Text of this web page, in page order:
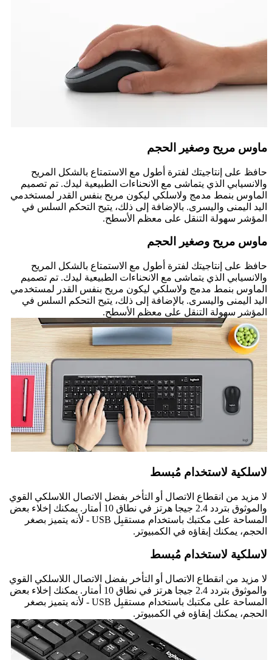
ماوس مريح وصغير الحجم
حافظ على إنتاجيتك لفترة أطول مع الاستمتاع بالشكل المريح
والانسيابي الذي يتماشى مع الانحناءات الطبيعية ليدك. تم تصميم
الماوس بنمط مدمج ولاسلكي ليكون مريح بنفس القدر لمستخدمي
اليد اليمنى واليسرى. بالإضافة إلى ذلك، يتيح التحكم السلس في
المؤشر سهولة التنقل على معظم الأسطح.
ماوس مريح وصغير الحجم
حافظ على إنتاجيتك لفترة أطول مع الاستمتاع بالشكل المريح
والانسيابي الذي يتماشى مع الانحناءات الطبيعية ليدك. تم تصميم
الماوس بنمط مدمج ولاسلكي ليكون مريح بنفس القدر لمستخدمي
اليد اليمنى واليسرى. بالإضافة إلى ذلك، يتيح التحكم السلس في
المؤشر سهولة التنقل على معظم الأسطح.
لاسلكية لاستخدام مُبسط
لا مزيد من انقطاع الاتصال أو التأخر بفضل الاتصال اللاسلكي القوي
والموثوق بتردد 2.4 جيجا هرتز في نطاق 10 أمتار. يمكنك إخلاء بعض
المساحة على مكتبك باستخدام مستقبِل USB - لأنه يتميز بصغر
الحجم، يمكنك إبقاؤه في الكمبيوتر.
لاسلكية لاستخدام مُبسط
لا مزيد من انقطاع الاتصال أو التأخر بفضل الاتصال اللاسلكي القوي
والموثوق بتردد 2.4 جيجا هرتز في نطاق 10 أمتار. يمكنك إخلاء بعض
المساحة على مكتبك باستخدام مستقبِل USB - لأنه يتميز بصغر
الحجم، يمكنك إبقاؤه في الكمبيوتر.